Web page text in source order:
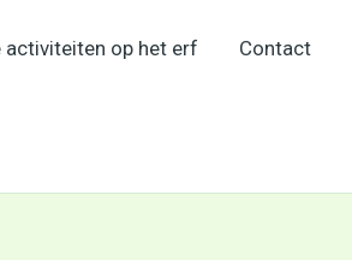
activiteiten op het erf Contact